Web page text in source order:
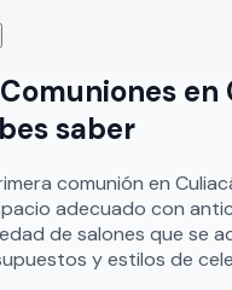
te acompañará
personalizada para
lo que imaginas.Leer
en
saber
comunión en
adecuado con
de salones que se
y estilos de